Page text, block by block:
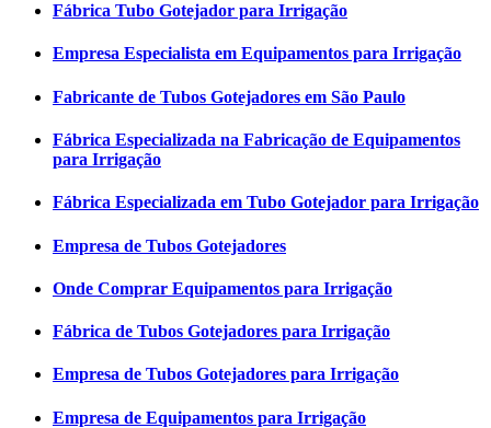
Fábrica Tubo Gotejador para Irrigação
Empresa Especialista em Equipamentos para Irrigação
Fabricante de Tubos Gotejadores em São Paulo
Fábrica Especializada na Fabricação de Equipamentos
para Irrigação
Fábrica Especializada em Tubo Gotejador para Irrigação
Empresa de Tubos Gotejadores
Onde Comprar Equipamentos para Irrigação
Fábrica de Tubos Gotejadores para Irrigação
Empresa de Tubos Gotejadores para Irrigação
Empresa de Equipamentos para Irrigação